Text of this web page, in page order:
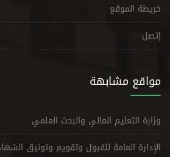
خريطة الموقع
إتصل
مواقع مشابهة
وزارة التعليم العالي والبحث العلمي
الإدارة العامة للقبول وتقويم وتوثيق